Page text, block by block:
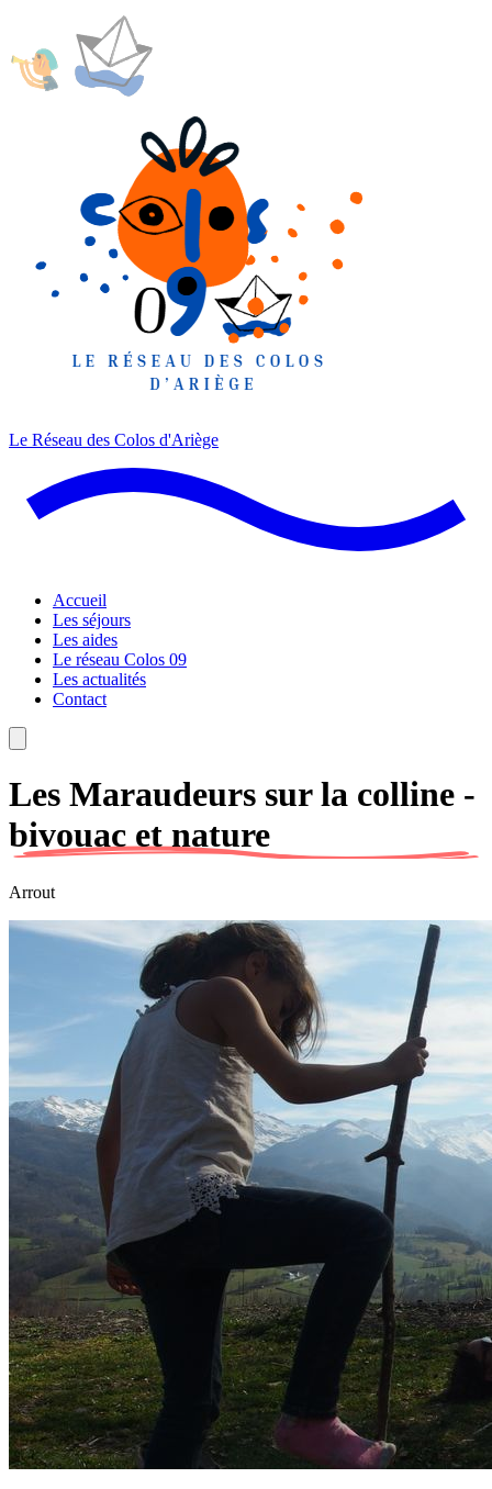
Le Réseau des Colos d'Ariège
Accueil
Les séjours
Les aides
Le réseau Colos 09
Les actualités
Contact
Les Maraudeurs sur la colline -
bivouac et nature
Arrout